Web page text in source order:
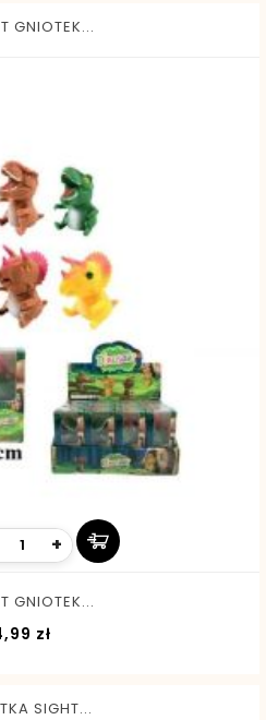
GNIOTEK...
+
GNIOTEK...
złCena
SIGHT...